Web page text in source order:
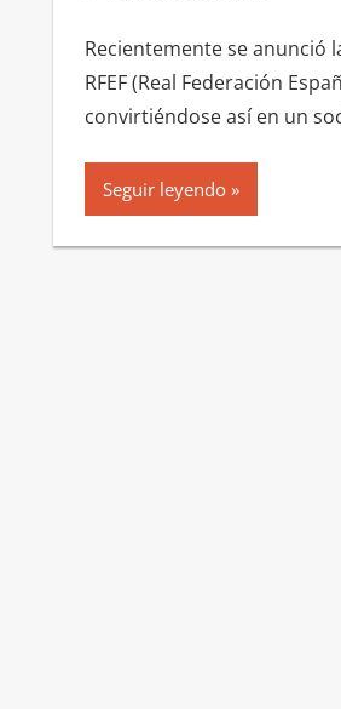
Recientemente se anunció
RFEF (Real Federación
convirtiéndose así en un
Seguir leyendo